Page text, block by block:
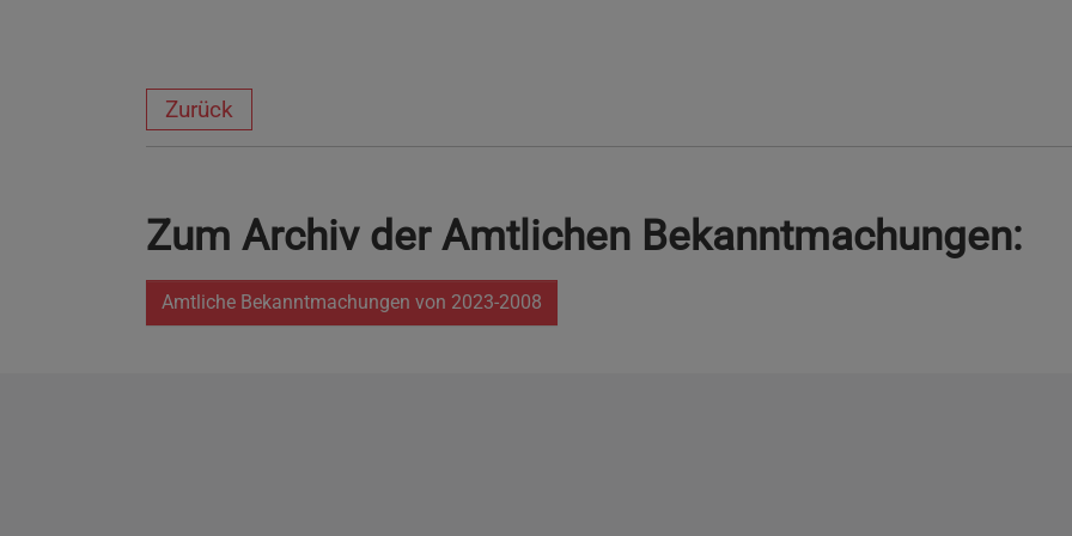
Zurück
Zum Archiv der Amtlichen Bekanntmachungen:
Amtliche Bekanntmachungen von 2023-2008